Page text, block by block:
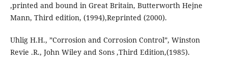
,printed and bound in Great Britain, Butterworth Hejne
Mann, Third edition, (1994),Reprinted (2000).
Uhlig H.H., ”Corrosion and Corrosion Control”, Winston
Revie .R., John Wiley and Sons ,Third Edition,(1985).